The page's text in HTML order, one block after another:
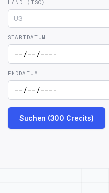
LAND (ISO)
STARTDATUM
ENDDATUM
Suchen (300 Credits)